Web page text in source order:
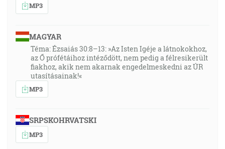
MP3
MAGYAR
Téma: Ézsaiás 30:8–13: »Az Isten Igéje a látnokokhoz,
az Ő prófétáihoz intéződött, nem pedig a félresikerült
fiakhoz, akik nem akarnak engedelmeskedni az ÚR
utasításainak!«
MP3
SRPSKOHRVATSKI
MP3